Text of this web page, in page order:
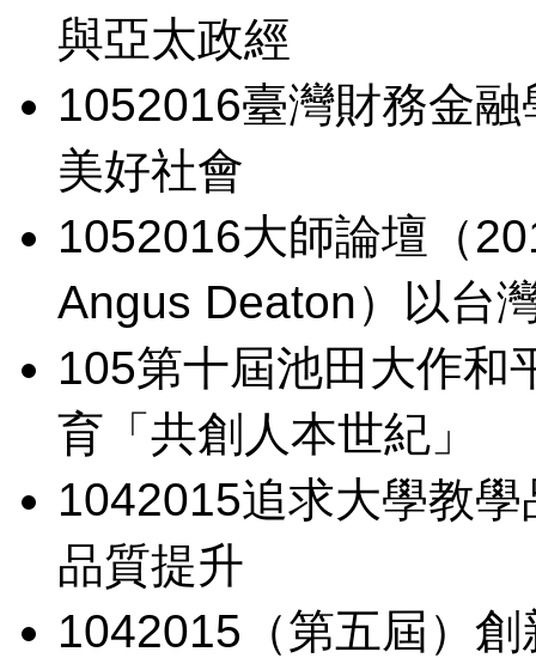
與亞太政經
1052016臺灣財務金
美好社會
1052016大師論壇（
Angus Deaton） 以台
105第十屆池田大作和
育「共創人本世紀」
1042015追求大學教
品質提升
1042015（第五屆）